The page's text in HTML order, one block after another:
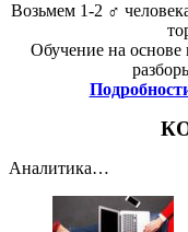
Возьмем 1-2 ‍♂️
Обучение на основе
Аналитика…